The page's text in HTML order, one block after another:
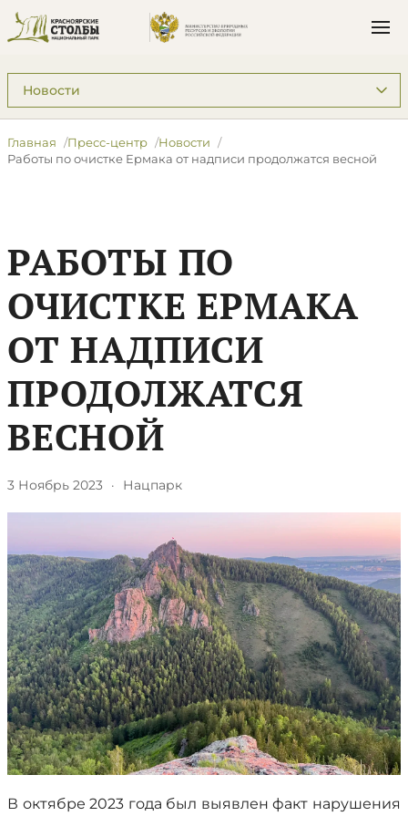
Подразделы: Пресс-центр
Главная Пресс-центр
Новости
​Работы по очистке Ермака от надписи продолжатся весной
​РАБОТЫ ПО
ОЧИСТКЕ ЕРМАКА
ОТ НАДПИСИ
ПРОДОЛЖАТСЯ
ВЕСНОЙ
3 Ноябрь 2023 · Нацпарк
В октябре 2023 года был выявлен факт нарушения